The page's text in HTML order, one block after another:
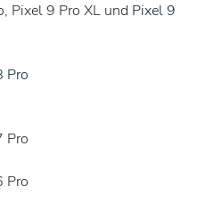
, Pixel 9 Pro XL und Pixel 9
Pro
Pro
Pro